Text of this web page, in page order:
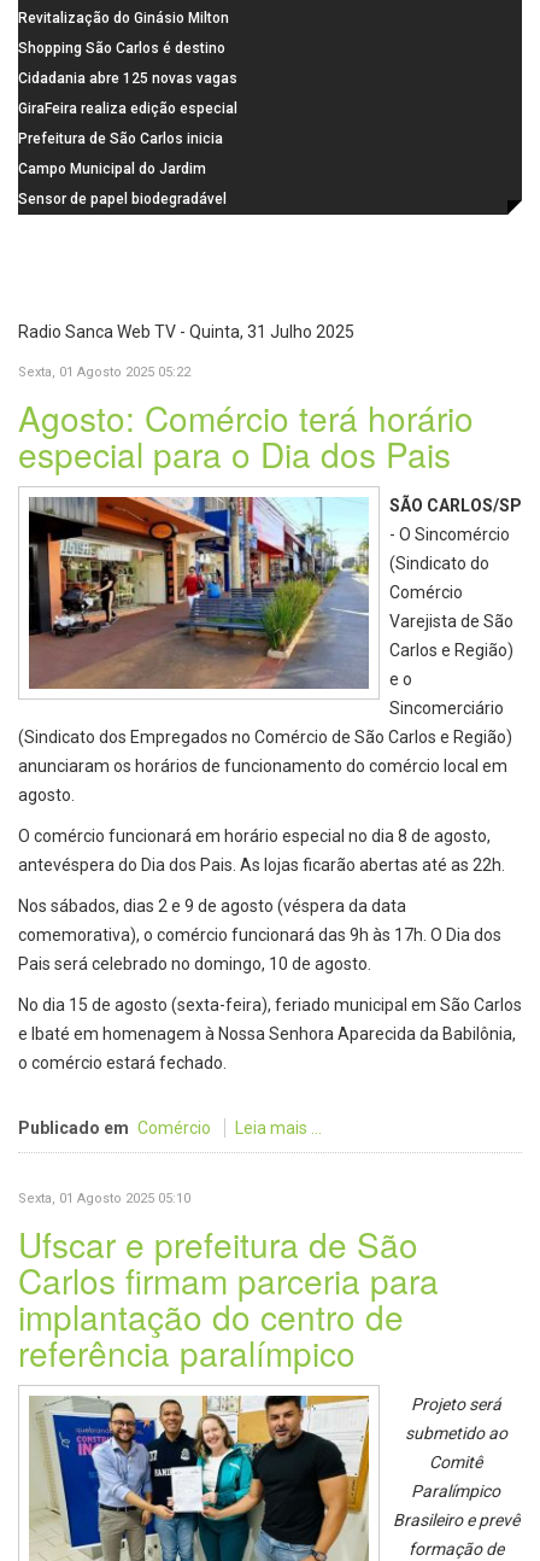
de consumidores
municipal
pré-selecionadas pela Caixa para
o Residencial Santa Felícia
Revitalização do Ginásio Milton
Olaio filho avança com obras de
recuperação
Shopping São Carlos é destino
para celebrar o Dia dos Pais com
presentes, gastronomia e lazer
Cidadania abre 125 novas vagas
para oficinas de convivência
GiraFeira realiza edição especial
de Dia dos Pais neste domingo (9)
na Praça dos Advogados
Prefeitura de São Carlos inicia
instalação de ovitrampas para
monitoramento de arboviroses
Campo Municipal do Jardim
Cruzado recebe nova iluminação e
Sensor de papel biodegradável
Radio Sanca Web TV - Quinta, 31 Julho 2025
Sexta, 01 Agosto 2025 05:22
Agosto: Comércio terá horário
especial para o Dia dos Pais
SÃO CARLOS/SP
- O Sincomércio
(Sindicato do
Comércio
Varejista de São
Carlos e Região)
e o
Sincomerciário
(Sindicato dos Empregados no Comércio de São Carlos e Região)
anunciaram os horários de funcionamento do comércio local em
agosto.
O comércio funcionará em horário especial no dia 8 de agosto,
antevéspera do Dia dos Pais. As lojas ficarão abertas até as 22h.
Nos sábados, dias 2 e 9 de agosto (véspera da data
comemorativa), o comércio funcionará das 9h às 17h. O Dia dos
Pais será celebrado no domingo, 10 de agosto.
No dia 15 de agosto (sexta-feira), feriado municipal em São Carlos
e Ibaté em homenagem à Nossa Senhora Aparecida da Babilônia,
o comércio estará fechado.
Publicado em Comércio Leia mais ...
Sexta, 01 Agosto 2025 05:10
Ufscar e prefeitura de São
Carlos firmam parceria para
implantação do centro de
referência paralímpico
Projeto será
submetido ao
Comitê
Paralímpico
Brasileiro e prevê
formação de